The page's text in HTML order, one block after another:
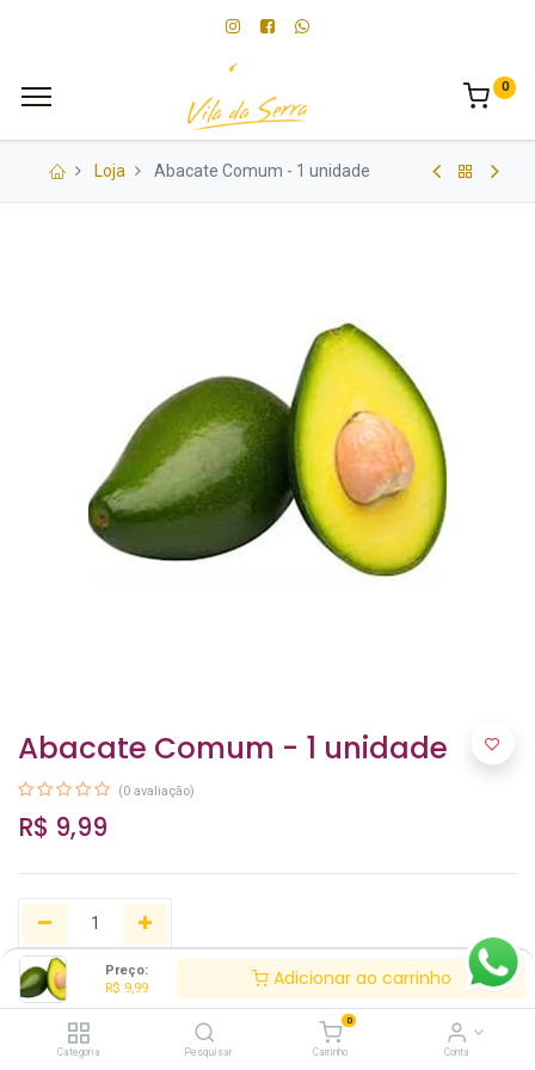
Preço:
R$ 9,99 Adicionar ao carrinho
Categoria Pesquisar
0
Carrinho Conta
0
Loja Abacate Comum - 1 unidade
Abacate Comum - 1 unidade
(0 avaliação)
R$ 9,99
Adicionar ao carrinho